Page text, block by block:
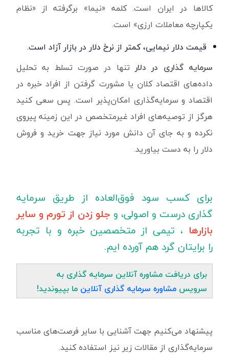
کالاها در ایران است. کلمه «نیما» برگرفته از «نظام
یکپارچه معاملات ارزی» است.
قیمت دلار نیمایی، کمتر از نرخ دلار در بازار آزاد است.
سرمایه گذاری در دلارتنها در صورت تسلط به تحلیل
داده‌های اقتصاد کلان یا مشورت گرفتن از افراد خبره در
اقتصاد و سرمایه‌گذاری امکان‌پذیر است. پس سعی کنید
هرگز از توصیه‌های افراد غیرمتخصص در این زمینه پیروی
نکرده و به جای آن دانش مورد نیاز جهت خرید و فروش
دلار را به دست بیاورید.
برای کسب سود فوق‌العاده‌ از طریق سرمایه
گذاری درست و اصولی، و جلو زدن از تورم و سایر
بازارها ، تیمی از متخصصین خبره و با تجربه
را برایتان گرد هم آورده ایم.
برای دریافت مشاوره آنلاین سرمایه گذاری به
سرویس مشاوره سرمایه گذاری آنلاین ما بپیوندید!
پیشنهاد می‌کنیم جهت آشنایی با سایر فرصت‌های مناسب
سرمایه‌گذاری از مقالات زیر نیز استفاده کنید.